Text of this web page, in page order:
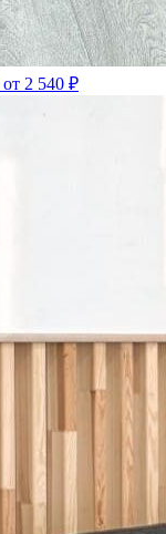
от 2 540 ₽